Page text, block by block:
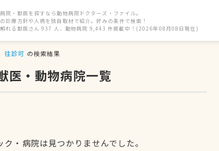
院・獣医を探すなら動物病院ドクターズ・ファイル。
診療方針や人柄を独自取材で紹介。好みの条件で検索！
れる獣医さん 937 人、動物病院 9,443 件掲載中！(2026年08月08日現在)
往診可 の検索結果
医・動物病院一覧
・病院は見つかりませんでした。